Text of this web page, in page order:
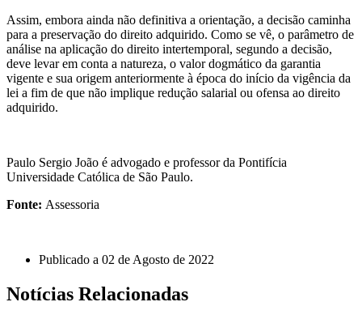
Assim, embora ainda não definitiva a orientação, a decisão caminha
para a preservação do direito adquirido. Como se vê, o parâmetro de
análise na aplicação do direito intertemporal, segundo a decisão,
deve levar em conta a natureza, o valor dogmático da garantia
vigente e sua origem anteriormente à época do início da vigência da
lei a fim de que não implique redução salarial ou ofensa ao direito
adquirido.
Paulo Sergio João é advogado e professor da Pontifícia
Universidade Católica de São Paulo.
Fonte: Assessoria
Publicado a 02 de Agosto de 2022
Notícias Relacionadas